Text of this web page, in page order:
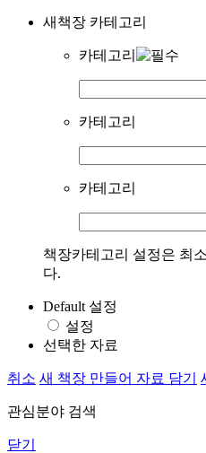
새책장 카테고리
카테고리
카테고리
카테고리
책장카테고리 설정은 최
다.
Default 설정
설정
선택한 자료
취소 새 책장 만들어 자료 담기
관심분야 검색
닫기